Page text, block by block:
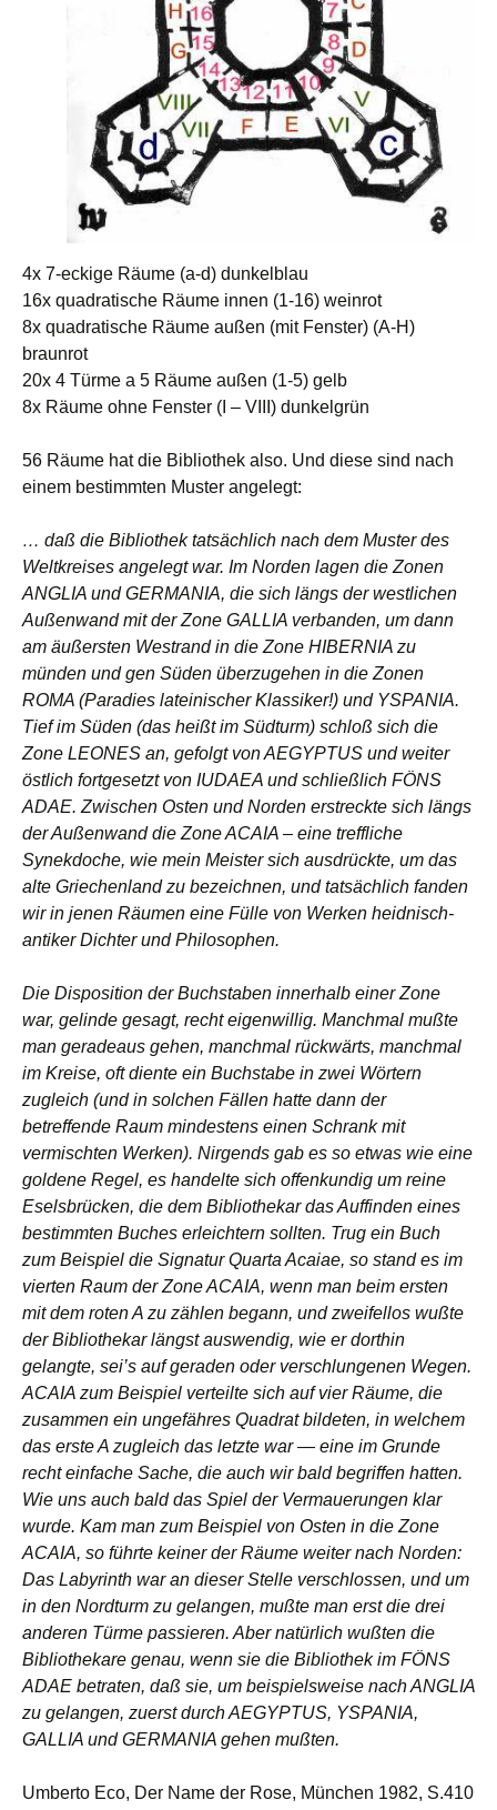
4x 7-eckige Räume (a-d) dunkelblau
16x quadratische Räume innen (1-16) weinrot
8x quadratische Räume außen (mit Fenster) (A-H)
braunrot
20x 4 Türme a 5 Räume außen (1-5) gelb
8x Räume ohne Fenster (I – VIII) dunkelgrün
56 Räume hat die Bibliothek also. Und diese sind nach
einem bestimmten Muster angelegt:
… daß die Bibliothek tatsächlich nach dem Muster des
Weltkreises angelegt war. Im Norden lagen die Zonen
ANGLIA und GERMANIA, die sich längs der westlichen
Außenwand mit der Zone GALLIA verbanden, um dann
am äußersten Westrand in die Zone HIBERNIA zu
münden und gen Süden überzugehen in die Zonen
ROMA (Paradies lateinischer Klassiker!) und YSPANIA.
Tief im Süden (das heißt im Südturm) schloß sich die
Zone LEONES an, gefolgt von AEGYPTUS und weiter
östlich fortgesetzt von IUDAEA und schließlich FÖNS
ADAE. Zwischen Osten und Norden erstreckte sich längs
der Außenwand die Zone ACAIA – eine treffliche
Synekdoche, wie mein Meister sich ausdrückte, um das
alte Griechenland zu bezeichnen, und tatsächlich fanden
wir in jenen Räumen eine Fülle von Werken heidnisch-
antiker Dichter und Philosophen.
Die Disposition der Buchstaben innerhalb einer Zone
war, gelinde gesagt, recht eigenwillig. Manchmal mußte
man geradeaus gehen, manchmal rückwärts, manchmal
im Kreise, oft diente ein Buchstabe in zwei Wörtern
zugleich (und in solchen Fällen hatte dann der
betreffende Raum mindestens einen Schrank mit
vermischten Werken). Nirgends gab es so etwas wie eine
goldene Regel, es handelte sich offenkundig um reine
Eselsbrücken, die dem Bibliothekar das Auffinden eines
bestimmten Buches erleichtern sollten. Trug ein Buch
zum Beispiel die Signatur Quarta Acaiae, so stand es im
vierten Raum der Zone ACAIA, wenn man beim ersten
mit dem roten A zu zählen begann, und zweifellos wußte
der Bibliothekar längst auswendig, wie er dorthin
gelangte, sei’s auf geraden oder verschlungenen Wegen.
ACAIA zum Beispiel verteilte sich auf vier Räume, die
zusammen ein ungefähres Quadrat bildeten, in welchem
das erste A zugleich das letzte war — eine im Grunde
recht einfache Sache, die auch wir bald begriffen hatten.
Wie uns auch bald das Spiel der Vermauerungen klar
wurde. Kam man zum Beispiel von Osten in die Zone
ACAIA, so führte keiner der Räume weiter nach Norden:
Das Labyrinth war an dieser Stelle verschlossen, und um
in den Nordturm zu gelangen, mußte man erst die drei
anderen Türme passieren. Aber natürlich wußten die
Bibliothekare genau, wenn sie die Bibliothek im FÖNS
ADAE betraten, daß sie, um beispielsweise nach ANGLIA
zu gelangen, zuerst durch AEGYPTUS, YSPANIA,
GALLIA und GERMANIA gehen mußten.
Umberto Eco, Der Name der Rose, München 1982, S.410